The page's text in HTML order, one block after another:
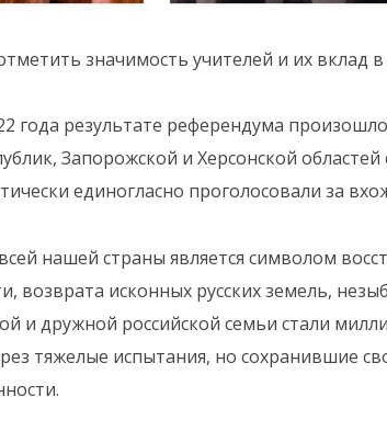
значимость учителей и их вклад
года результате референдума
Запорожской и Херсонской
единогласно проголосовали за
нашей страны является символом
возврата исконных русских земель,
и дружной российской семьи стали
тяжелые испытания, но сохранившие